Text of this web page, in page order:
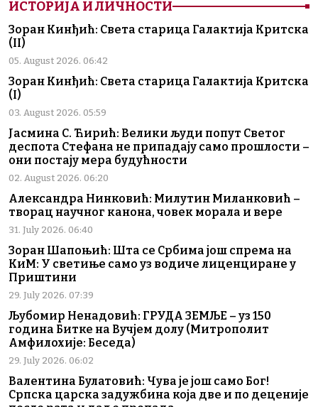
ИСТОРИЈА И ЛИЧНОСТИ
Зоран Кинђић: Света старица Галактија Критска
(II)
05. August 2026. 06:42
Зоран Кинђић: Света старица Галактија Критска
(I)
03. August 2026. 05:59
Јасмина С. Ћирић: Велики људи попут Светог
деспота Стефана не припадају само прошлости –
они постају мера будућности
02. August 2026. 06:20
Александра Нинковић: Милутин Миланковић –
творац научног канона, човек морала и вере
31. July 2026. 06:40
Зоран Шапоњић: Шта се Србима још спрема на
КиМ: У светиње само уз водиче лиценциране у
Приштини
29. July 2026. 07:39
Љубомир Ненадовић: ГРУДА ЗЕМЉЕ – уз 150
година Битке на Вучјем долу (Митрополит
Амфилохије: Беседа)
29. July 2026. 06:02
Валентина Булатовић: Чува је још само Бог!
Српска царска задужбина која две и по деценије